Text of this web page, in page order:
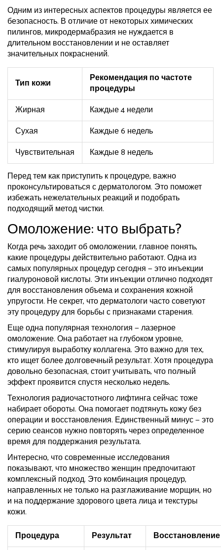
Одним из интересных аспектов процедуры является ее
безопасность. В отличие от некоторых химических
пилингов, микродермабразия не нуждается в
длительном восстановлении и не оставляет
значительных покраснений.
Тип кожи
Рекомендация по частоте
процедуры
Жирная
Каждые 4 недели
Сухая
Каждые 6 недель
Чувствительная
Каждые 8 недель
Перед тем как приступить к процедуре, важно
проконсультироваться с дерматологом. Это поможет
избежать нежелательных реакций и подобрать
подходящий метод чистки.
Омоложение: что выбрать?
Когда речь заходит об омоложении, главное понять,
какие процедуры действительно работают. Одна из
самых популярных процедур сегодня — это инъекции
гиалуроновой кислоты. Эти инъекции отлично подходят
для восстановления объема и сохранения кожной
упругости. Не секрет, что дерматологи часто советуют
эту процедуру для борьбы с признаками старения.
Еще одна популярная технология — лазерное
омоложение. Она работает на глубоком уровне,
стимулируя выработку коллагена. Это важно для тех,
кто ищет более долговечный результат. Хотя процедура
довольно безопасная, стоит учитывать, что полный
эффект проявится спустя несколько недель.
Технология радиочастотного лифтинга сейчас тоже
набирает обороты. Она помогает подтянуть кожу без
операции и восстановления. Единственный минус — это
серию сеансов нужно повторять через определенное
время для поддержания результата.
Интересно, что современные исследования
показывают, что множество женщин предпочитают
комплексный подход. Это комбинация процедур,
направленных не только на разглаживание морщин, но
и на поддержание здорового цвета лица и текстуры
кожи.
Процедура
Результат
Восстановление